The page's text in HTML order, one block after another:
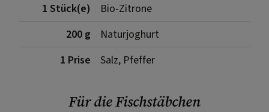
1 Stück(e)
Bio-Zitrone
200 g
Naturjoghurt
1 Prise
Salz, Pfeffer
Für die Fischstäbchen